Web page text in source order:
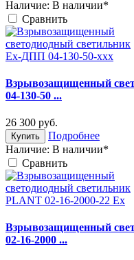
Наличие: В наличии*
Cравнить
Взрывозащищенный
04-130-50 ...
26 300 руб.
Купить
Подробнее
Наличие: В наличии*
Cравнить
Взрывозащищенный
02-16-2000 ...